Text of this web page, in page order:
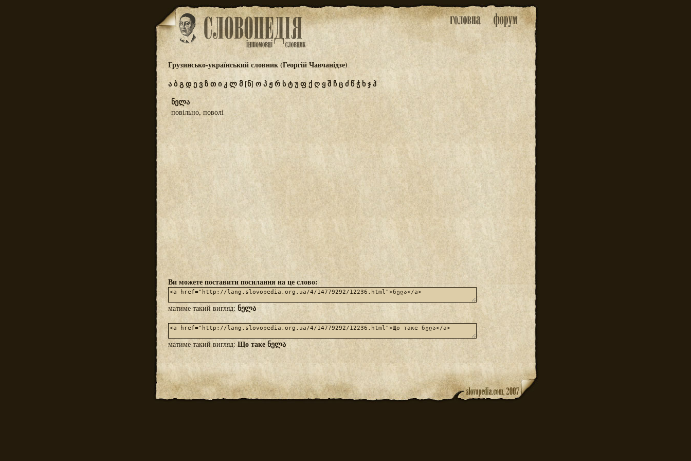
Грузинсько-український словник (Георгій Чавчанідзе)
აბგდევზთიკლმ [ნ] ოპჟრსტუფქღყშჩცძწჭხჯჰ
ნელა
повільно, поволі
Ви можете поставити посилання на це слово:
матиме такий вигляд: ნელა
матиме такий вигляд:Що таке ნელა